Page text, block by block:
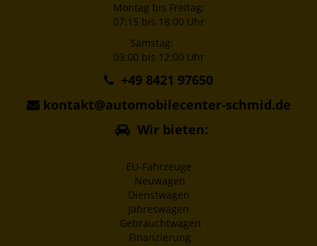
Montag bis Freitag:
07:15 bis 18:00 Uhr
Samstag:
09:00 bis 12:00 Uhr
+49 8421 97650
kontakt@automobilecenter-schmid.de
Wir bieten:
EU-Fahrzeuge
Neuwagen
Dienstwagen
Jahreswagen
Gebrauchtwagen
Finanzierung